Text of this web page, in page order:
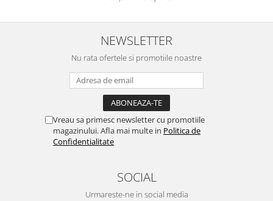
NEWSLETTER
Nu rata ofertele si promotiile noastre
Vreau sa primesc newsletter cu promotiile
magazinului. Afla mai multe in Politica de
Confidentialitate
SOCIAL
Urmareste-ne in social media